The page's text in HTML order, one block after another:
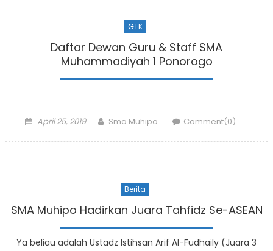
GTK
Daftar Dewan Guru & Staff SMA
Muhammadiyah 1 Ponorogo
Posted
April 25, 2019 Author
Sma Muhipo Comment(0)
Berita
SMA Muhipo Hadirkan Juara Tahfidz Se-ASEAN
Ya beliau adalah Ustadz Istihsan Arif Al-Fudhaily (Juara 3